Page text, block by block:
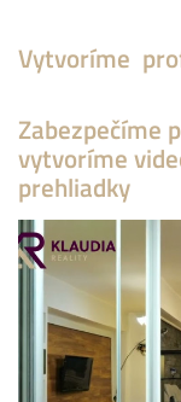
Vytvoríme
Zabezpečíme
vytvoríme
prehliadky